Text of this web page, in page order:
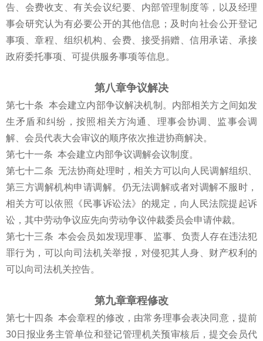
告、会费收支、有关会议纪要、内部管理制度等，以及经理
事会研究认为有必要公开的其他信息；及时向社会公开登记
事项、章程、组织机构、会费、接受捐赠、信用承诺、承接
政府委托事项、可提供服务事项等信息。
第八章争议解决
第七十条 本会建立内部争议解决机制。内部相关方之间如发
生矛盾和纠纷，按照相关方沟通、理事会协调、监事会调
解、会员代表大会审议的顺序依次推进协商解决。
第七十一条 本会建立内部争议调解会议制度。
第七十二条 无法协商处理时，相关方可以向人民调解组织、
第三方调解机构申请调解。仍无法调解或者对调解不服时，
相关方可以依照《民事诉讼法》的规定，向人民法院提起诉
讼，其中劳动争议应先向劳动争议仲裁委员会申请仲裁。
第七十三条 本会会员如发现理事、监事、负责人存在违法犯
罪行为，可以向司法机关举报，对侵犯其人身、财产权利的
可以向司法机关控告。
第九章章程修改
第七十四条 本会章程的修改，由常务理事会表决同意，提前
30日报业务主管单位和登记管理机关预审核后，提交会员代